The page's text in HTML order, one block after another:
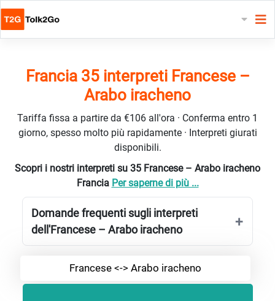
Francia 35 interpreti Francese –
Arabo iracheno
Tariffa fissa a partire da €106 all'ora · Conferma entro 1
giorno, spesso molto più rapidamente · Interpreti giurati
disponibili.
Scopri i nostri interpreti su 35 Francese – Arabo iracheno
Francia Per saperne di più ...
Domande frequenti sugli interpreti
dell'Francese – Arabo iracheno
Francese <-> Arabo iracheno